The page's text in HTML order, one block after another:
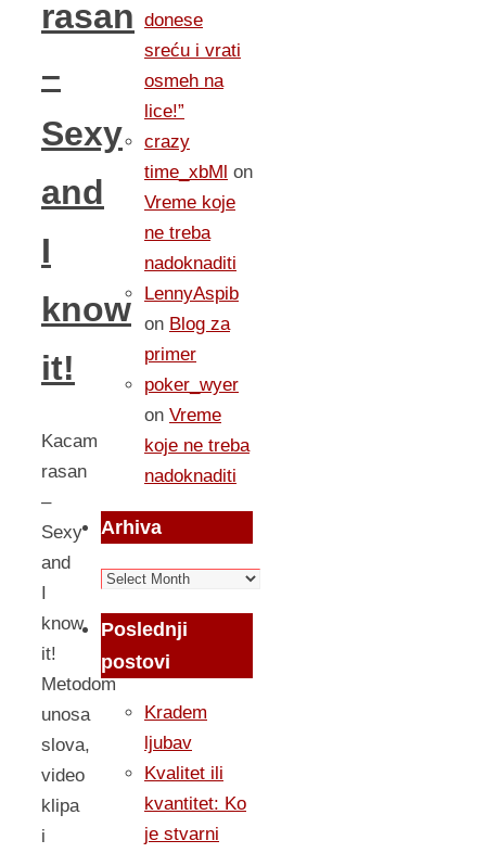
rasan
–
Sexy
and
I
know
it!
Kacam
rasan
–
Sexy
and
I
know
it!
Metodom
unosa
slova,
video
klipa
i
donese
sreću i vrati
osmeh na
lice!”
crazy
time_xbMl on
Vreme koje
ne treba
nadoknaditi
LennyAspib
on Blog za
primer
poker_wyer
on Vreme
koje ne treba
nadoknaditi
Arhiva
Arhiva
Poslednji
postovi
Kradem
ljubav
Kvalitet ili
kvantitet: Ko
je stvarni